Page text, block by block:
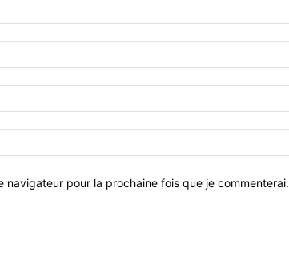
navigateur pour la prochaine fois que je commenterai.